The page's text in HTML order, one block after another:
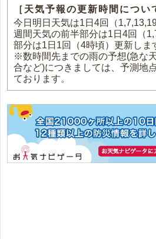
［天気予報の更新時間につい
今日明日天気は1日4回（
週間天気の前半部分は1日4回（
部分は1日1回（4時頃）更新しま
※数時間先までの雨の予想(急な
合など)につきましては、予測地
ております。